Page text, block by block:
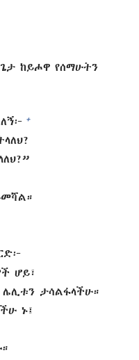
ከይሖዋ የሰማሁትን
+
ሆይ፣
ታሳልፋላችሁ።
ኑ፤